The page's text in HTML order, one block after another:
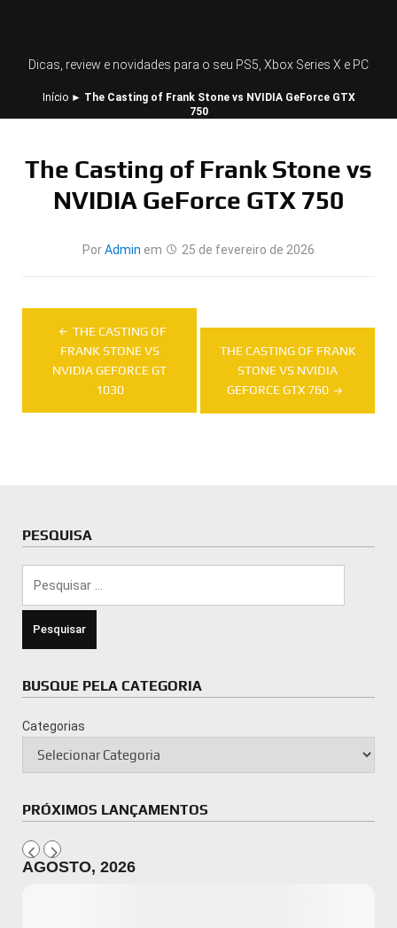
Dicas, review e novidades para o seu PS5, Xbox Series X e PC
Início► The Casting of Frank Stone vs NVIDIA GeForce GTX
750
The Casting of Frank Stone vs
NVIDIA GeForce GTX 750
PorAdmin em 25 de fevereiro de 2026
Navegação
de
THE CASTING OF
FRANK STONE VS
NVIDIA GEFORCE GT
1030
THE CASTING OF FRANK
STONE VS NVIDIA
GEFORCE GTX 760
PESQUISA
BUSQUE PELA CATEGORIA
Categorias
PRÓXIMOS LANÇAMENTOS
AGOSTO, 2026